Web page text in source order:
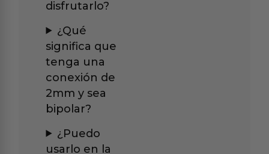
disfrutarlo?
¿Qué
significa que
tenga una
conexión de
2mm y sea
bipolar?
¿Puedo
usarlo en la